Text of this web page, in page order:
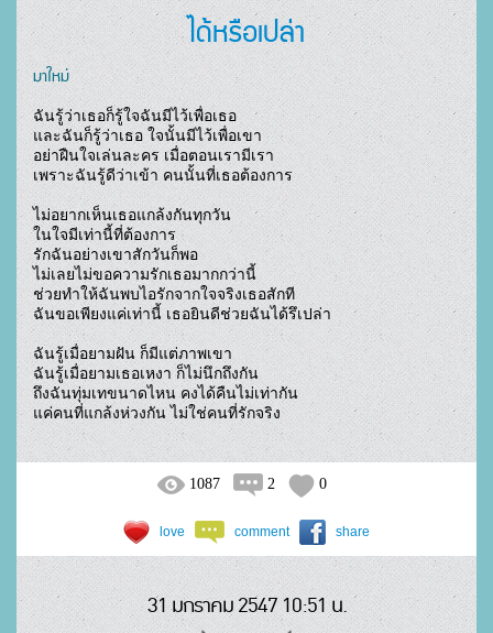
ได้หรือเปล่า
มาใหม่
ฉันรู้ว่าเธอก็รู้ใจฉันมีไว้เพื่อเธอ
และฉันก็รู้ว่าเธอ ใจนั้นมีไว้เพื่อเขา
อย่าฝืนใจเล่นละคร เมื่อตอนเรามีเรา
เพราะฉันรู้ดีว่าเข้า คนนั้นที่เธอต้องการ
ไม่อยากเห็นเธอแกล้งกันทุกวัน
ในใจมีเท่านี้ที่ต้องการ
รักฉันอย่างเขาสักวันก็พอ
ไม่เลยไม่ขอความรักเธอมากกว่านี้
ช่วยทำให้ฉันพบไอรักจากใจจริงเธอสักที
ฉันขอเพียงแค่เท่านี้ เธอยินดีช่วยฉันได้รึเปล่า
ฉันรู้เมื่อยามฝัน ก็มีแต่ภาพเขา
ฉันรู้เมื่อยามเธอเหงา ก็ไม่นึกถึงกัน
ถึงฉันทุ่มเทขนาดไหน คงได้คืนไม่เท่ากัน
แค่คนที่แกล้งห่วงกัน ไม่ใช่คนที่รักจริง
1087 2 0
love comment share
31 มกราคม 2547 10:51 น.